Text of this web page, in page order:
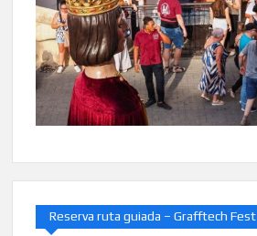
Reserva ruta guiada – Grafftech Fest